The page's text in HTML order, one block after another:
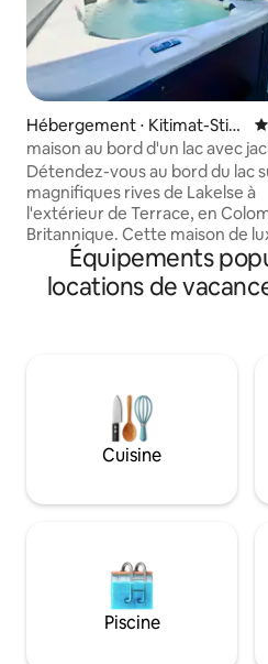
Hébergement ⋅ Kitimat-Stiki
ne
maison au bord d'un lac avec
Détendez-vous au bord du lac
magnifiques rives de Lakelse à
l'extérieur de Terrace, en
Britannique. Cette maison de
dispose d'un poêle à granulés,
de bain et de 2 chambres
que d'un loft avec une
matin sur la terrasse donnant
et les montagnes. Détendez-
le belvédère ou pagayez en
Accédez à la station de ski de
raquette ou de la randonnée.
Équipements
locations de
Cuisine
Piscine